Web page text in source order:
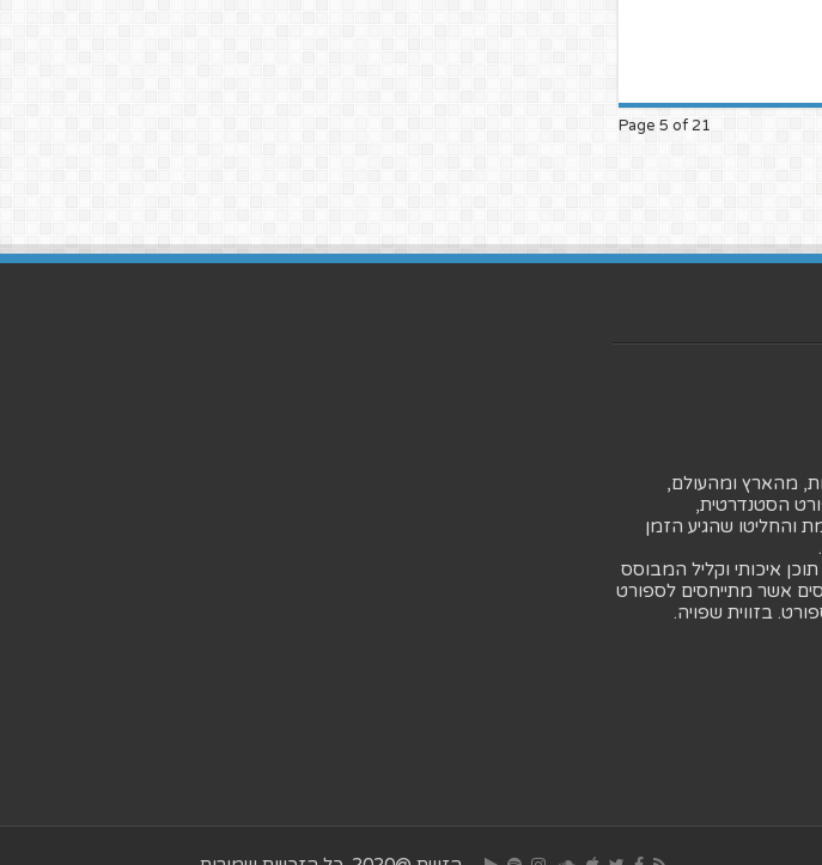
Page 5 of 21
מהארץ ומהעולם,
הסטנדרטית,
והחליטו שהגיע הזמן
איכותי וקליל המבוסס
אשר מתייחסים לספורט
בזווית שפויה.